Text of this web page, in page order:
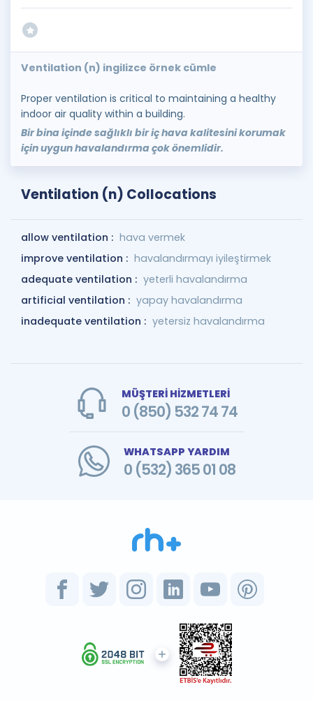
Ventilation (n) ingilizce örnek cümle
Proper ventilation is critical to maintaining a healthy
indoor air quality within a building.
Bir bina içinde sağlıklı bir iç hava kalitesini korumak
için uygun havalandırma çok önemlidir.
Ventilation (n) Collocations
allow ventilation : hava vermek
improve ventilation : havalandırmayı iyileştirmek
adequate ventilation : yeterli havalandırma
artificial ventilation : yapay havalandırma
inadequate ventilation : yetersiz havalandırma
MÜŞTERİ HİZMETLERİ
0 (850) 532 74 74
WHATSAPP YARDIM
0 (532) 365 01 08